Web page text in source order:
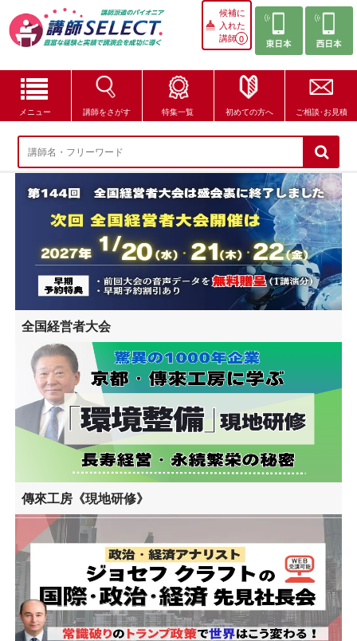
候補に
入れた
講師0
メニュー 講師をさがす 特集一覧 初めての方へ ご相談･お見積
講師をさがす
特集一覧
講師セレクトが選ばれる理由
ブログ・コラム
はじめての方へ
ご相談・お見積
全国経営者大会
傳來工房《現地研修》